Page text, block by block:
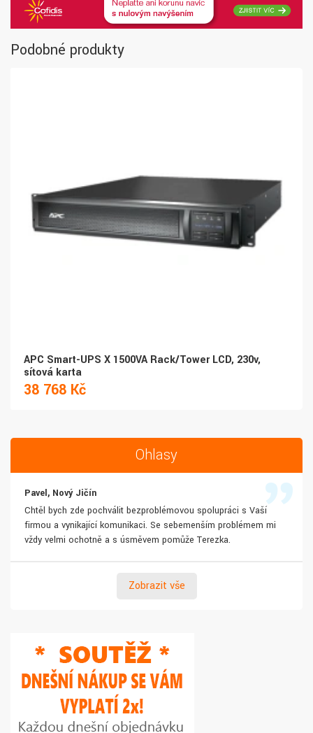
Podobné produkty
APC Smart-UPS X 1500VA Rack/Tower LCD, 230v,
síťová karta
38 768 Kč
Ohlasy
Pavel, Nový Jičín
Chtěl bych zde pochválit bezproblémovou spolupráci s Vaší
firmou a vynikající komunikaci. Se sebemenším problémem mi
vždy velmi ochotně a s úsměvem pomůže Terezka.
Zobrazit vše